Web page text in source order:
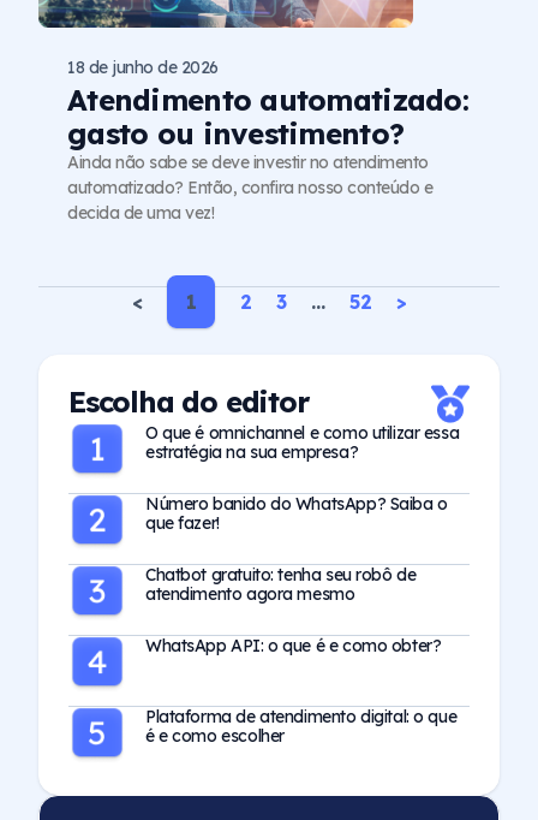
Atendimento automatizado:
gasto ou investimento?
18 de junho de 2026
Ainda não sabe se deve investir no atendimento
automatizado? Então, confira nosso conteúdo e
decida de uma vez!
< 1 2 3 … 52 >
Escolha do editor
O que é omnichannel e como utilizar essa
estratégia na sua empresa?
Número banido do WhatsApp? Saiba o
que fazer!
Chatbot gratuito: tenha seu robô de
atendimento agora mesmo
WhatsApp API: o que é e como obter?
Plataforma de atendimento digital: o que
é e como escolher